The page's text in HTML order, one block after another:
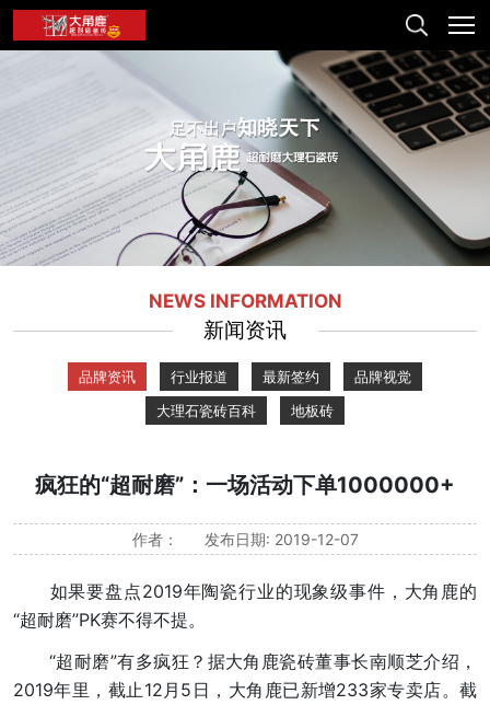
NEWS INFORMATION
新闻资讯
品牌资讯 行业报道 最新签约
品牌视觉
大理石瓷砖百科
地板砖
疯狂的“超耐磨”：一场活动下单1000000+
作者： 发布日期: 2019-12-07
如果要盘点2019年陶瓷行业的现象级事件，大角鹿的
“超耐磨”PK赛不得不提。
“超耐磨”有多疯狂？据大角鹿瓷砖董事长南顺芝介绍，
2019年里，截止12月5日，大角鹿已新增233家专卖店。截